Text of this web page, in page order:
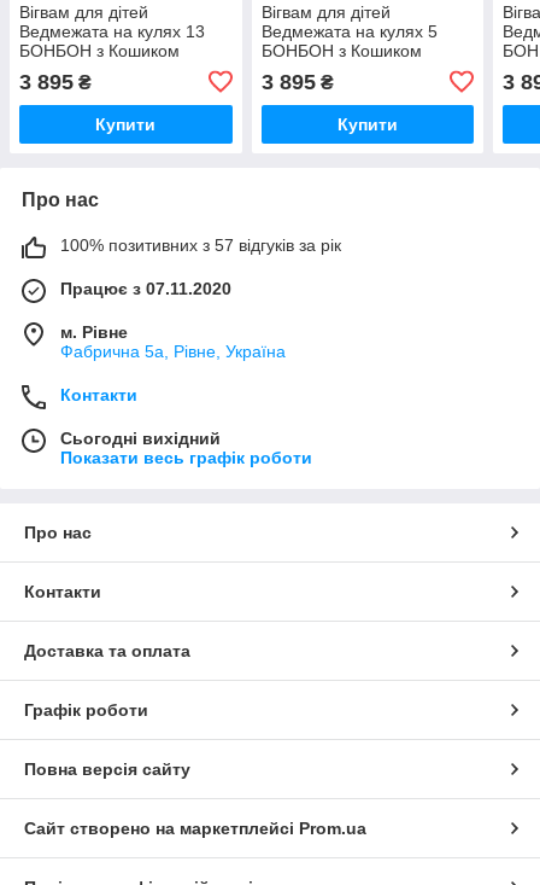
Вігвам для дітей
Ведмежата на кулях 13
БОНБОН з Кошиком
Повний комплект, вігвам
для хлопчика, дитяча
палатка, вігвам для
3 895 ₴
Купити
Вігвам для дітей
Ведмежата на кулях 5
БОНБОН з Кошиком
Повний комплект, вігвам
для хлопчика, дитяча
палатка, вігвам для
3 895₴
Купити
для
3
Про нас
100% позитивних з 57 відгуків за рік
Працює з 07.11.2020
м. Рівне
Фабрична 5а, Рівне, Україна
Контакти
Сьогодні вихідний
Показати весь графік роботи
Про нас
Контакти
Доставка та оплата
Графік роботи
Повна версія сайту
Сайт створено на маркетплейсі Prom.ua